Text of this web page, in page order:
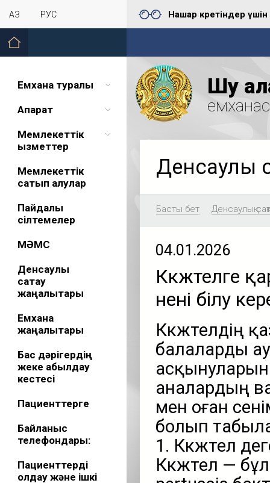
ҚАЗ РУС Нашар көретіндер үшін
Емхана туралы
Ақпарат
Мемлекеттік
қызметтер
Мемлекеттік
сатып алулар
Пайдалы
сілтемелер
МӘМС
Денсаулық
сақтау
жаңалықтары
Емхана
жаңалықтары
Бас дәрігердің
жеке қабылдау
кестесі
Пациенттерге
Байланыс
телефондары:
Пациенттерді
қолдау және ішкі
Шу
Денсаулық
Басты бет Денсаулық
04.01.2026
Көкжөтелге
нені білу
Көкжөтелдің
балаларды
аналардың
мен оған
болып
1. Көкжөтел
Көкжөтел —